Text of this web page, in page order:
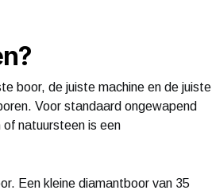
boor, de juiste machine en de juiste
Voor standaard ongewapend
natuursteen is een
Een kleine diamantboor van 35